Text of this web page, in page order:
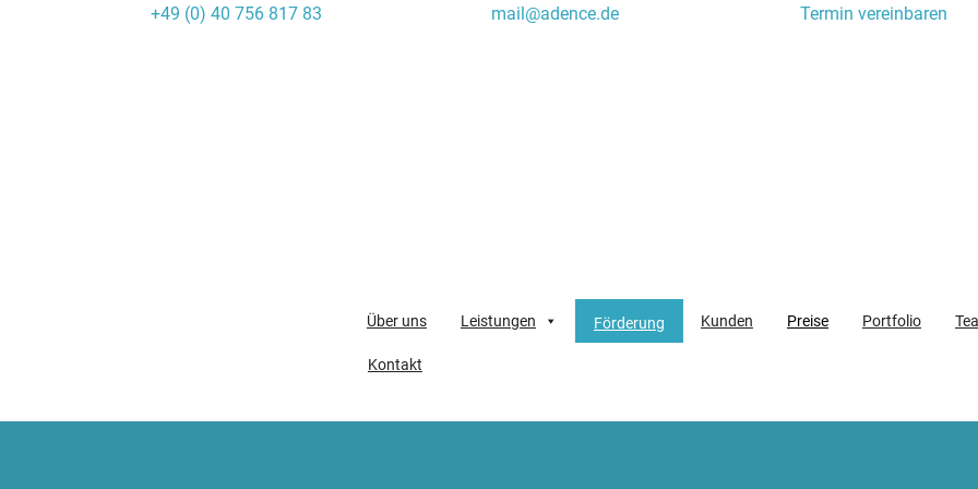
+49 (0) 40 756 817 83 mail@adence.de
Termin vereinbaren
Über uns Leistungen Förderung Kunden Preise Portfolio
Kontakt